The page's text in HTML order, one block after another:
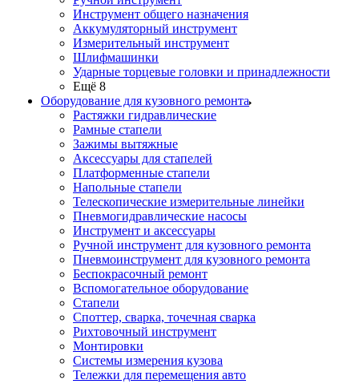
Инструмент общего назначения
Аккумуляторный инструмент
Измерительный инструмент
Шлифмашинки
Ударные торцевые головки и принадлежности
Ещё 8
Оборудование для кузовного ремонта
Растяжки гидравлические
Рамные стапели
Зажимы вытяжные
Аксессуары для стапелей
Платформенные стапели
Напольные стапели
Телескопические измерительные линейки
Пневмогидравлические насосы
Инструмент и аксессуары
Ручной инструмент для кузовного ремонта
Пневмоинструмент для кузовного ремонта
Беспокрасочный ремонт
Вспомогательное оборудование
Стапели
Споттер, сварка, точечная сварка
Рихтовочный инструмент
Монтировки
Системы измерения кузова
Тележки для перемещения авто